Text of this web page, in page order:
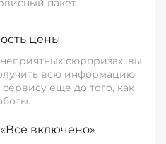
пакет.
цены
сюрпризах: вы
всю информацию
еще до того, как
включено»